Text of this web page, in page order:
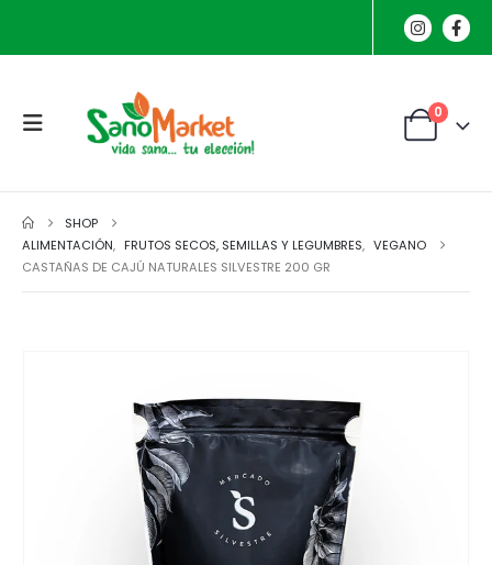
0
SHOP
ALIMENTACIÓN, FRUTOS SECOS, SEMILLAS Y LEGUMBRES, VEGANO
CASTAÑAS DE CAJÚ NATURALES SILVESTRE 200 GR